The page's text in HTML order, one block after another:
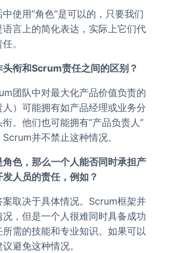
使用”角色”是可以的，只要我们
言上的简化表达，实际上它们代
。
头衔和Scrum责任之间的区别？
团队中对最大化产品价值负责的
人）可能拥有如产品经理或业务分
。他们也可能拥有”产品负责人”
并不禁止这种情况。
色，那么一个人能否同时承担产
人员的责任，例如？
案取决于具体情况。Scrum框架并
，但是一个人很难同时具备成功
需的技能和专业知识。如果可以
避免这种情况。